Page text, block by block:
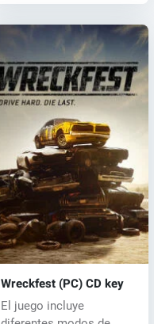
Wreckfest (PC) CD key
El juego incluye